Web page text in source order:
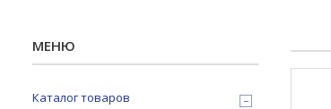
Каталог товаров